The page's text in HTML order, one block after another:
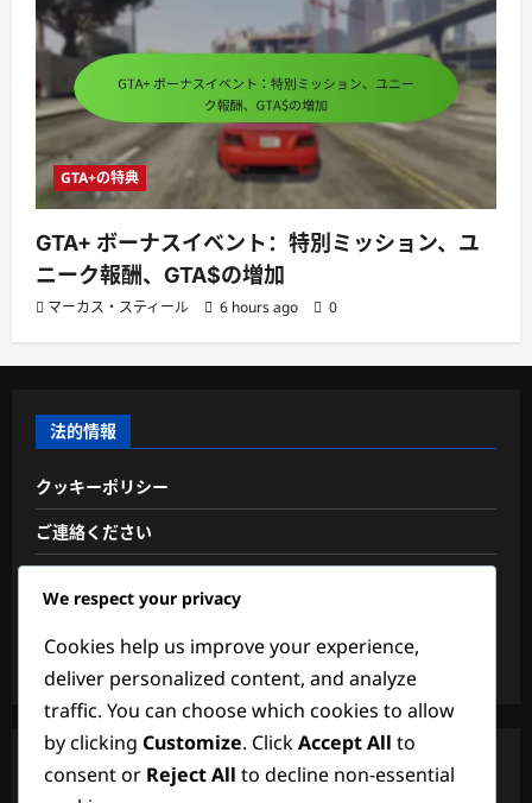
GTA+の特典
GTA+ ボーナスイベント：特別ミッション、ユ
ニーク報酬、GTA$の増加
マーカス・スティール 6 hours ago 0
法的情報
クッキーポリシー
ご連絡ください
ユーザー同意書
検索
We respect your privacy
Cookies help us improve your experience,
deliver personalized content, and analyze
traffic. You can choose which cookies to allow
by clicking Customize. ClickAccept All to
consent or Reject All to decline non-essential